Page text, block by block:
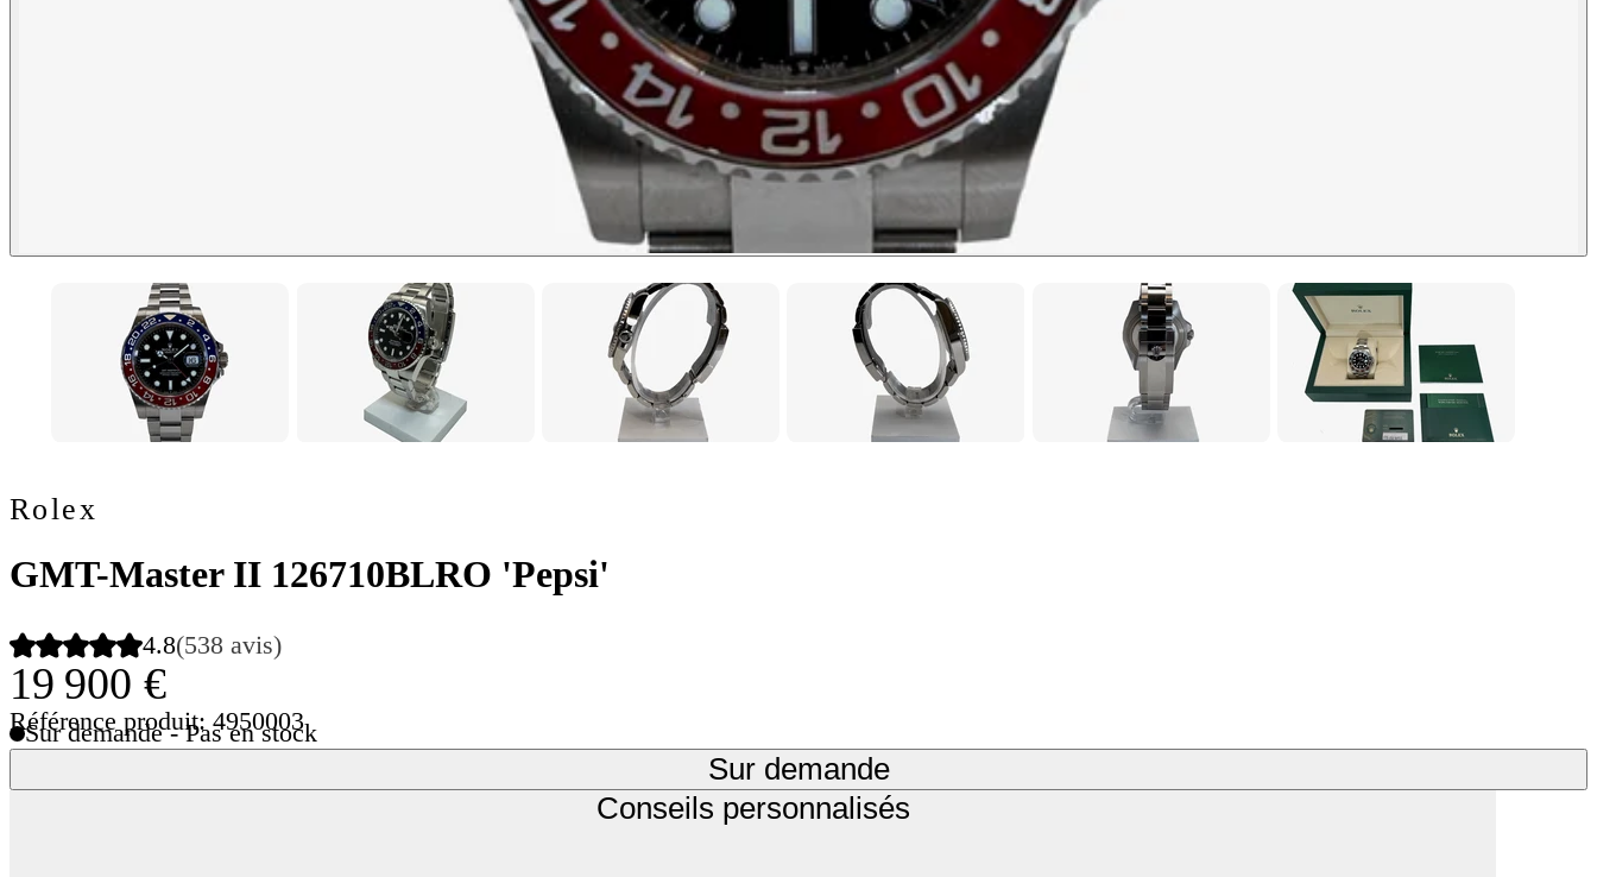
Rolex
GMT-Master II 126710BLRO 'Pepsi'
4.8(538 avis)
19 900 €
Référence produit: 4950003
Sur demande - Pas en stock
Sur demande
Conseils personnalisés